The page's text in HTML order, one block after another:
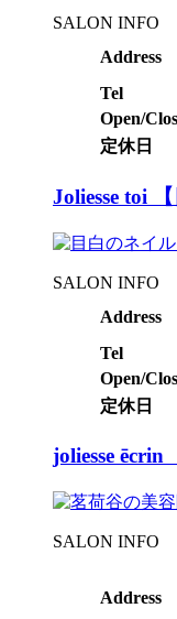
SALON INFO
Address
Tel
Open/
定休日
Joliesse toi
SALON INFO
Address
Tel
Open/
定休日
joliesse ēcrin
SALON INFO
Address